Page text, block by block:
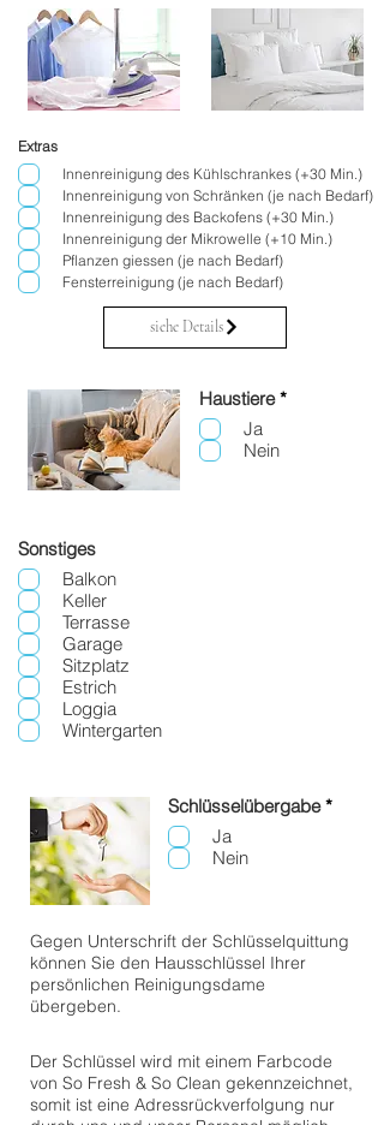
Extras
Innenreinigung des Kühlschrankes (+30 Min.)
Innenreinigung von Schränken (je nach Bedarf)
Innenreinigung des Backofens (+30 Min.)
Innenreinigung der Mikrowelle (+10 Min.)
Pflanzen giessen (je nach Bedarf)
Fensterreinigung (je nach Bedarf)
siehe Details
Haustiere *P
Ja
Nein
Sonstiges
Balkon
Keller
Terrasse
Garage
Sitzplatz
Estrich
Loggia
Wintergarten
Schlüsselübergabe *P
e
Ja
Nein
Gegen Unterschrift der Schlüsselquittung
können Sie den Hausschlüssel Ihrer
persönlichen Reinigungsdame
übergeben.
Der Schlüssel wird mit einem Farbcode
von So Fresh & So Clean gekennzeichnet,
somit ist eine Adressrückverfolgung nur